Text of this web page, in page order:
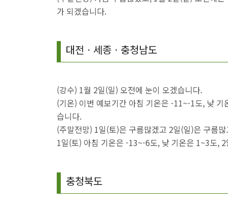
가 되겠습니다.
대전ㆍ세종ㆍ충청남도
(강수) 1월 2일(일) 오전에 눈이 오겠습니다.
(기온) 이번 예보기간 아침 기온은 -11~-1도, 낮
습니다.
(주말전망) 1일(토)은 구름많겠고 2일(일)은 구름
1일(토) 아침 기온은 -13~-6도, 낮 기온은 1~3도,
충청북도